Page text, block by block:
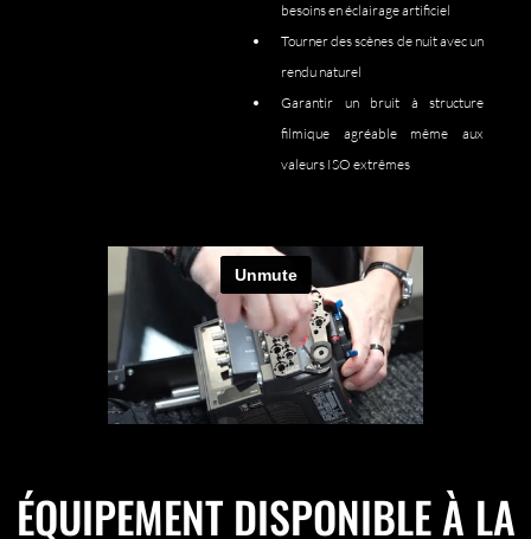
besoins en éclairage artificiel
Tourner des scènes de nuit avec un
rendu naturel
Garantir un bruit à structure
filmique agréable même aux
valeurs ISO extrêmes
ÉQUIPEMENT DISPONIBLE À LA